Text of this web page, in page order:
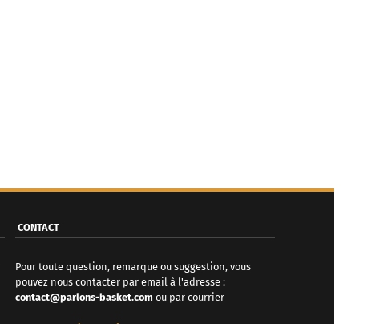
CONTACT
Pour toute question, remarque ou suggestion, vous
pouvez nous contacter par email à l'adresse :
contact@parlons-basket.com ou par courrier